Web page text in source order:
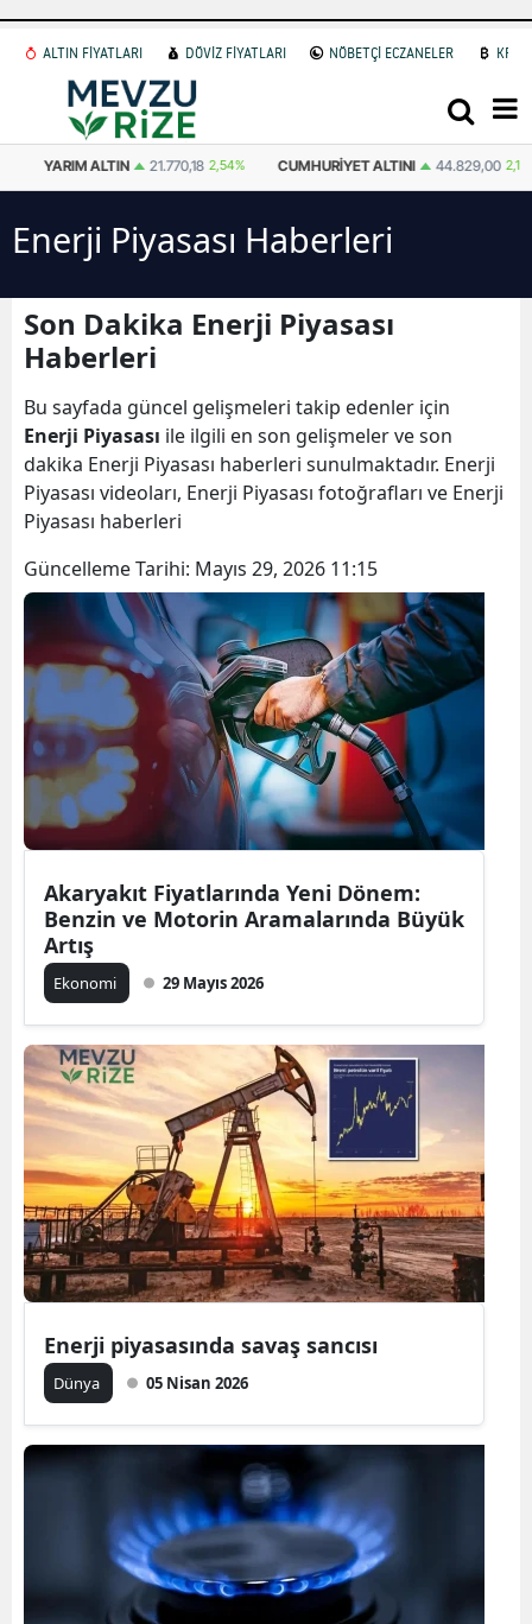
ALTIN FİYATLARI DÖVİZ FİYATLARI NÖBETÇİ ECZANELER
YARIM ALTIN 21.770,18 2,54% CUMHURIYET ALTINI 44.829,00 2,19%
Enerji Piyasası Haberleri
Son Dakika Enerji Piyasası
Haberleri
Bu sayfada güncel gelişmeleri takip edenler için
Enerji Piyasası ile ilgili en son gelişmeler ve son
dakika Enerji Piyasası haberleri sunulmaktadır. Enerji
Piyasası videoları, Enerji Piyasası fotoğrafları ve Enerji
Piyasası haberleri
Güncelleme Tarihi: Mayıs 29, 2026 11:15
Akaryakıt Fiyatlarında Yeni Dönem:
Benzin ve Motorin Aramalarında Büyük
Artış
Ekonomi 29 Mayıs 2026
Enerji piyasasında savaş sancısı
Dünya 05 Nisan 2026